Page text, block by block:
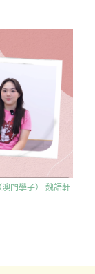
門學子） 魏語軒